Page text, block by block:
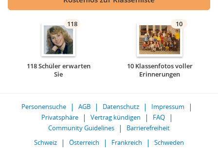
118
118 Schüler erwarten
Sie
10
10 Klassenfotos voller
Erinnerungen
Personensuche AGB Datenschutz
Impressum
Privatsphäre
Vertrag kündigen
FAQ
Community Guidelines
Barrierefreiheit
Schweiz
Österreich Frankreich Schweden